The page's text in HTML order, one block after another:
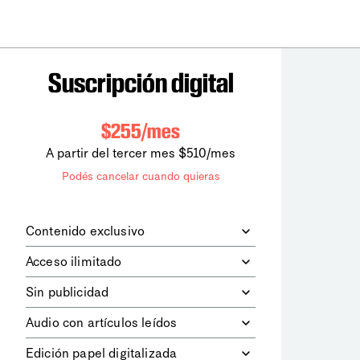
Suscripción digital
$255/mes
A partir del tercer mes $510/mes
Podés cancelar cuando quieras
Contenido exclusivo
digitales dela diaria
los contenidos de Le Monde
diplomatique.
Acceso ilimitado
contenidos.
Sin publicidad
publicitarios.
Audio con artículos leídos
Edición papel digitalizada